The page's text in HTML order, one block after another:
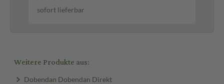
sofort lieferbar
Weitere Produkte aus:
Dobendan Dobendan Direkt